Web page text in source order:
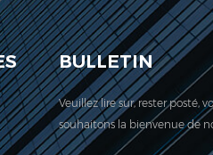
BULLETIN
Veuillez lire sur, rester posté,
souhaitons la bienvenue de